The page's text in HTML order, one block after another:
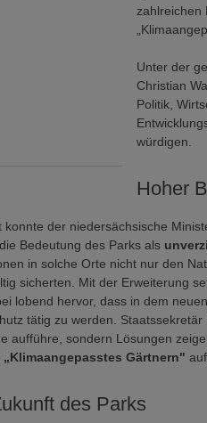
zahlreichen
Unter der
Christian
Politik,
würdigen.
Hoher
konnte der niedersächsische
Bedeutung des Parks als
in solche Orte nicht nur den
sicherten. Mit der Erweiterung
lobend hervor, dass in dem
tätig zu werden.
aufführe, sondern Lösungen
„Klimaangepasstes Gärtnern"
des Parks